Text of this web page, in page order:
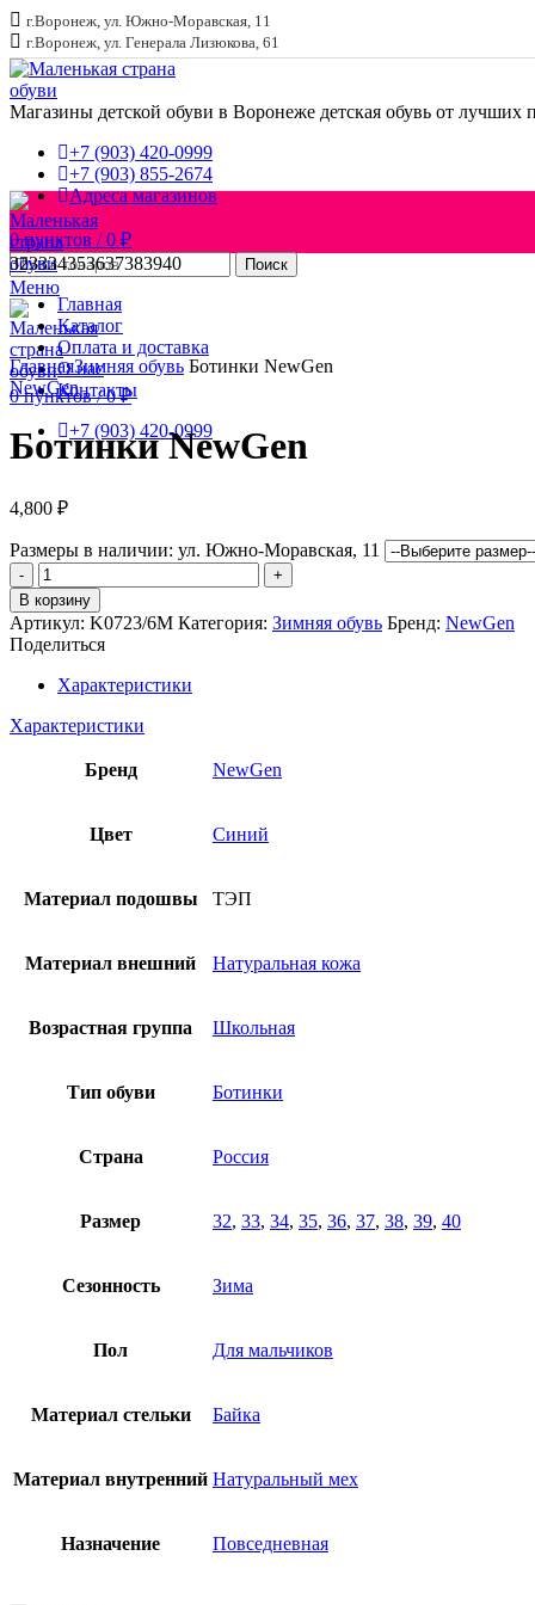
г.Воронеж, ул. Южно-Моравская, 11
г.Воронеж, ул. Генерала Лизюкова, 61
Магазины детской обуви в Воронеже детская обувь от лучших
+7 (903) 420-0999
+7 (903) 855-2674
Адреса магазинов
0пунктов / 0 ₽
Поиск
Меню
0пунктов / 0₽
Главная
Каталог
Оплата и доставка
О нас
Контакты
+7 (903) 420-0999
323334353637383940
Увеличить
ГлавнаяЗимняя обувь Ботинки NewGen
NewGen
Ботинки NewGen
4,800 ₽
Размеры в наличии: ул. Южно-Моравская, 11
Количество
товара
Ботинки
NewGen
В корзину
Артикул: K0723/6M Категория: Зимняя обувь Бренд: NewGen
Поделиться
Характеристики
Характеристики
Бренд NewGen
Цвет Синий
Материал подошвы ТЭП
Материал внешний Натуральная кожа
Возрастная группа Школьная
Тип обуви Ботинки
Страна Россия
Размер 32, 33, 34, 35, 36, 37, 38, 39, 40
Сезонность Зима
Пол Для мальчиков
Материал стельки Байка
Материал внутренний Натуральный мех
Назначение Повседневная